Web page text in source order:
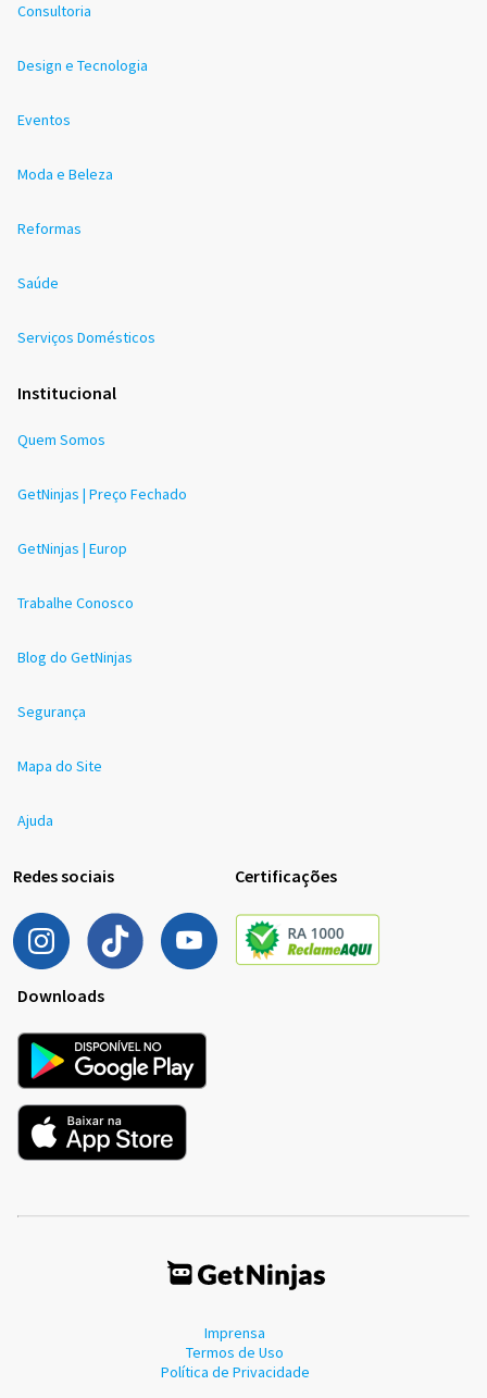
Consultoria
Design e Tecnologia
Eventos
Moda e Beleza
Reformas
Saúde
Serviços Domésticos
Institucional
Quem Somos
GetNinjas | Preço Fechado
GetNinjas | Europ
Trabalhe Conosco
Blog do GetNinjas
Segurança
Mapa do Site
Ajuda
Redes sociais Certificações
Downloads
Imprensa
Termos de Uso
Política de Privacidade